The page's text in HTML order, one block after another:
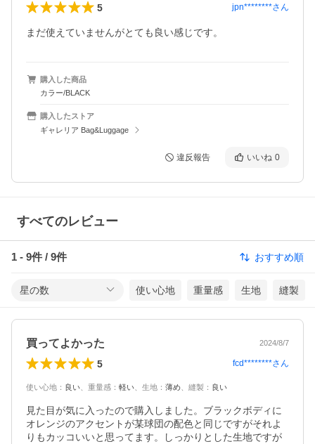
5 jpn********さん
まだ使えていませんがとても良い感じです。
購入した商品
カラー/BLACK
購入したストア
ギャレリア Bag&Luggage
違反報告 いいね 0
すべてのレビュー
1 - 9件 / 9件 おすすめ順
星の数 使い心地 重量感 生地 縫製
買ってよかった 2024/8/7
5 fcd********さん
使い心地 ： 良い 重量感 ： 軽い 生地 ： 薄め 縫製 ： 良い
見た目が気に入ったので購入しました。ブラックボディに
オレンジのアクセントが某球団の配色と同じですがそれよ
りもカッコいいと思ってます。しっかりとした生地ですが